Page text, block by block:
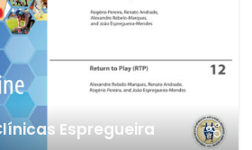
Espregueira